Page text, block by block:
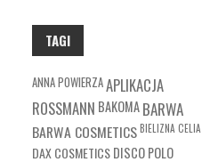
TAGI
ANNA POWIERZAAPLIKACJA
ROSSMANN BAKOMABARWA
BARWA COSMETICSBIELIZNA CELIA
DAX COSMETICSDISCO POLO